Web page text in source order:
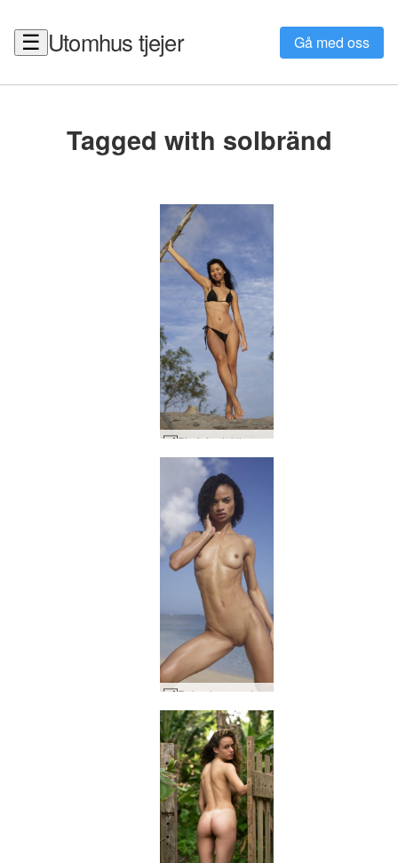
☰ Utomhus tjejer Gå med oss
Tagged with solbränd
Pin-introduktion #27
Ruby droppande dröm #17